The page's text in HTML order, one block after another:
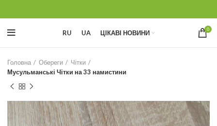
RU UA ЦІКАВІ НОВИНИ 0
Головна Обереги
Чітки
Мусульманські Чітки на 33 намистини